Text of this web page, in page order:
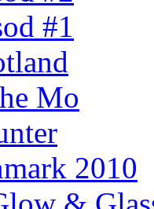
#1
Mo
2010